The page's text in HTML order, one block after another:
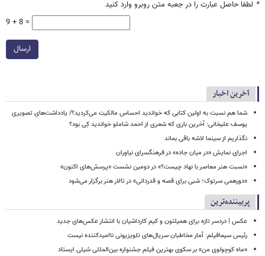
* لطفا حاصل عبارت را در جعبه متن روبرو وارد کنید
9 + 8 =
ارسال
آخرین اخبار
شما هم نسبت به اولین کتابی که خواندید احساس مالکیت می‌کردید؟/ یادداشت‌های تصویری
یوسف علیخانی: آخرین باری که شعری از احمد شاملو خواندید کِی بود؟
نگذاریم از سینما لاشه باقی بماند
اجرای نمایش «در میان جاده» در فرهنگسرای نیاوران
«نسبت هنر معاصر با نهاد چیست؟» در دومین نشست «پرسش‌های اکنون»
«دورهمی سرتوک؛ شبی برای قصه و قدردانی» در تالار هنر برگزار می‌شود
پربیننده‌ترین
عکس | دردسر تازه برای همیلتون و کیم کارداشیان با انتشار عکس‌های جدید
رئیس سیمافیلم: آمار مخاطبان سریال‌های تلویزیونی ناامیدکننده نیست
«ماه کوچولوی من» بر سکوی بهترین فیلم جشنواره بین‌المللی شیلی ایستاد